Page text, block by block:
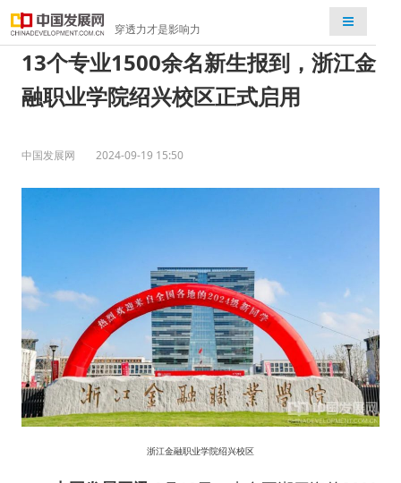
穿透力才是影响力
检索
13个专业1500余名新生报到，浙江金
融职业学院绍兴校区正式启用
中国发展网 2024-09-19 15:50
浙江金融职业学院绍兴校区